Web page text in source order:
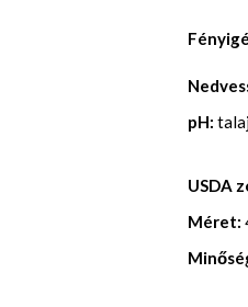
pH:
USDA
Méret: